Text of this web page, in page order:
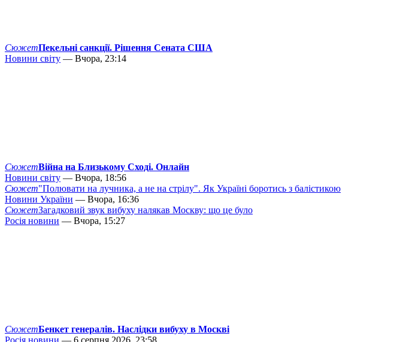
СюжетПекельні санкції. Рішення Сената США
Новини світу — Вчора, 23:14
СюжетВійна на Близькому Сході. Онлайн
Новини світу — Вчора, 18:56
Сюжет"Полювати на лучника, а не на стрілу". Як Україні боротись з балістикою
Новини України — Вчора, 16:36
СюжетЗагадковий звук вибуху налякав Москву: що це було
Росія новини — Вчора, 15:27
СюжетБенкет генералів. Наслідки вибуху в Москві